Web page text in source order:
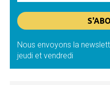
Nous envoyons la
jeudi et vendredi